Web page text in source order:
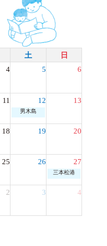
土
日
4
5 6
11 12 13
男木島
18 19 20
25 26 27
三本松港
2 3 4